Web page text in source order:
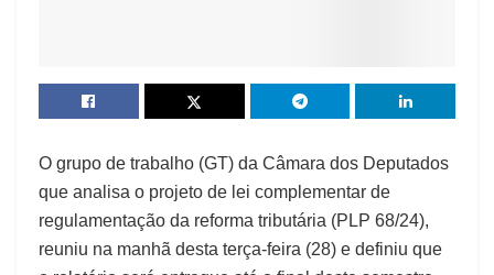
O grupo de trabalho (GT) da Câmara dos Deputados
que analisa o projeto de lei complementar de
regulamentação da reforma tributária (PLP 68/24),
reuniu na manhã desta terça-feira (28) e definiu que